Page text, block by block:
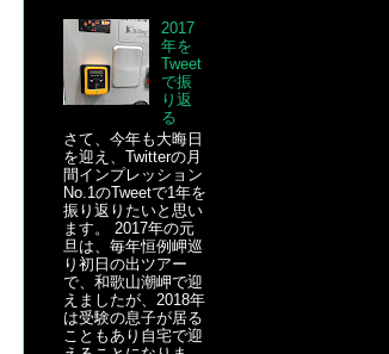
2017
年を
Tweet
で振
り返
る
さて、今年も大晦日
を迎え、Twitterの月
間インプレッション
No.1のTweetで1年を
振り返りたいと思い
ます。 2017年の元
旦は、毎年恒例岬巡
り初日の出ツアー
で、和歌山潮岬で迎
えましたが、2018年
は受験の息子が居る
こともあり自宅で迎